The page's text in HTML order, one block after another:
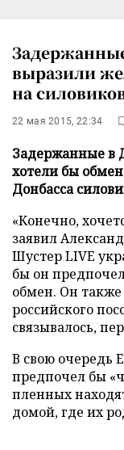
выразили
на
22 мая 2015, 22:34
Задержанные в
хотели бы
Донбасса
«Конечно,
заявил
Шустер LIVE
бы он
обмен. Он
российского
связывалось,
В свою очередь
предпочел бы
пленных
домой, где их